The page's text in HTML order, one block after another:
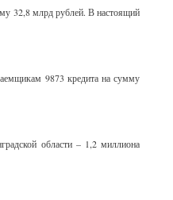
32,8 млрд рублей. В настоящий
9873 кредита на сумму
области – 1,2 миллиона